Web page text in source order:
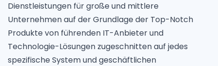
Dienstleistungen für große und mittlere
Unternehmen auf der Grundlage der Top-Notch
Produkte von führenden IT-Anbieter und
Technologie-Lösungen zugeschnitten auf jedes
spezifische System und geschäftlichen